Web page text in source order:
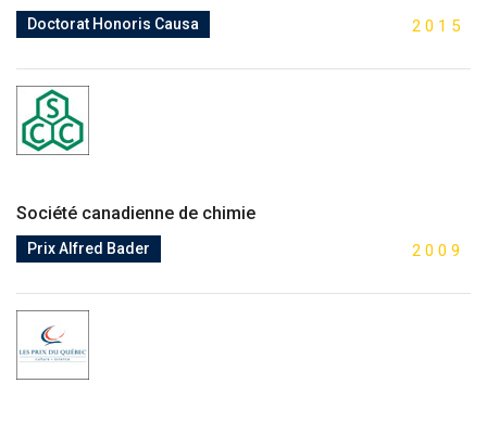
Doctorat Honoris Causa 2 0 1 5
Société canadienne de chimie
Prix Alfred Bader 2 0 0 9